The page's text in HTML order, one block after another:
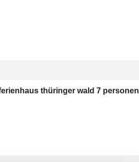
thüringer wald 7 personen